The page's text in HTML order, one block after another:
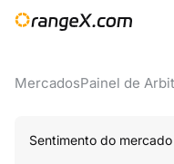
MercadosPainel de
Sentimento do